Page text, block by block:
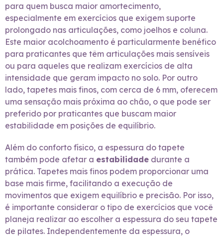
para quem busca maior amortecimento,
especialmente em exercícios que exigem suporte
prolongado nas articulações, como joelhos e coluna.
Este maior acolchoamento é particularmente benéfico
para praticantes que têm articulações mais sensíveis
ou para aqueles que realizam exercícios de alta
intensidade que geram impacto no solo. Por outro
lado, tapetes mais finos, com cerca de 6 mm, oferecem
uma sensação mais próxima ao chão, o que pode ser
preferido por praticantes que buscam maior
estabilidade em posições de equilíbrio.
Além do conforto físico, a espessura do tapete
também pode afetar a estabilidade durante a
prática. Tapetes mais finos podem proporcionar uma
base mais firme, facilitando a execução de
movimentos que exigem equilíbrio e precisão. Por isso,
é importante considerar o tipo de exercícios que você
planeja realizar ao escolher a espessura do seu tapete
de pilates. Independentemente da espessura, o